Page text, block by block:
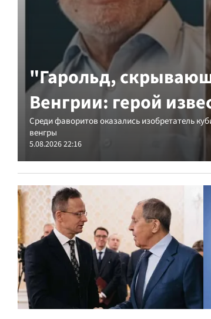
"Гарольд,
Венгрии: герой
Среди фаворитов оказались изобретатель
венгры
5.08.2026 22:16